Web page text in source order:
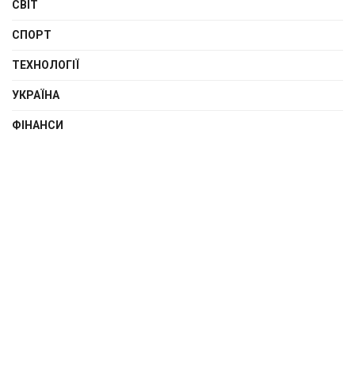
СВІТ
СПОРТ
ТЕХНОЛОГІЇ
УКРАЇНА
ФІНАНСИ